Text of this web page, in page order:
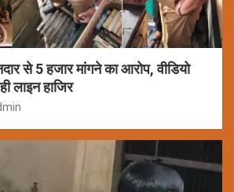
से 5 हजार मांगने का आरोप, वीडियो
लाइन हाजिर